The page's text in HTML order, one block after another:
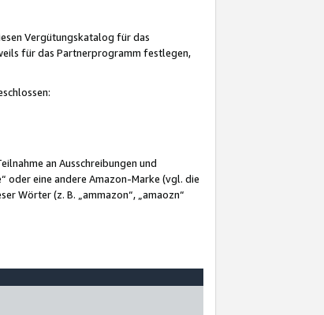
Vergütungskatalog für das
für das Partnerprogramm festlegen,
an Ausschreibungen und
oder eine andere Amazon-Marke (vgl. die
Wörter (z. B. „ammazon“, „amaozn“